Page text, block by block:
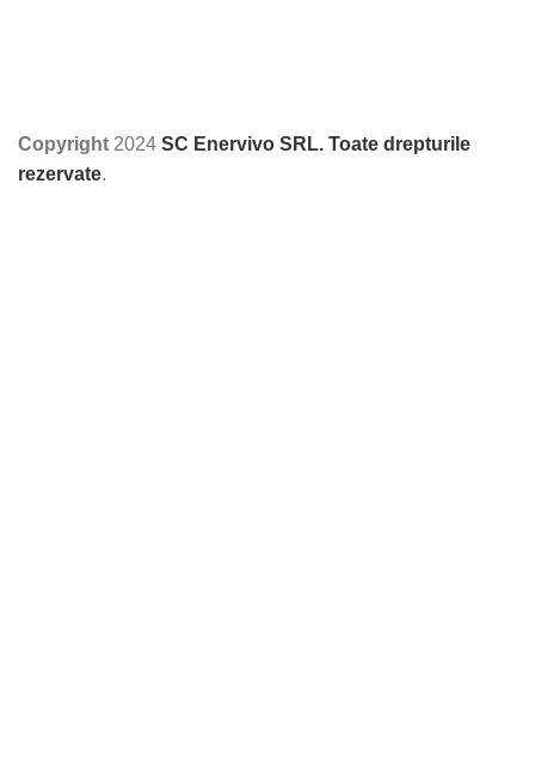
Copyright 2024 SC Enervivo SRL. Toate drepturile
rezervate.